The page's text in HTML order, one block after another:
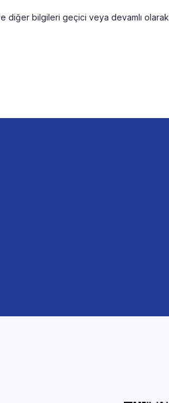
diğer bilgileri geçici veya devamlı olarak